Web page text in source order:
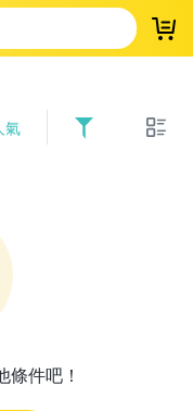
登
氣
件吧！